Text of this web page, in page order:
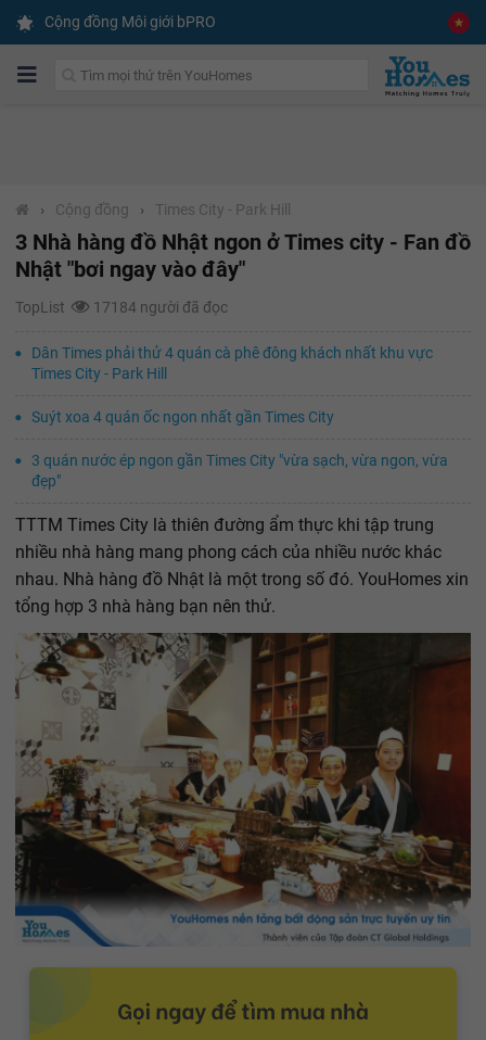
Cộng đồng Môi giới bPRO
› Cộng đồng › Times City - Park Hill
3 Nhà hàng đồ Nhật ngon ở Times city - Fan đồ
Nhật "bơi ngay vào đây"
TopList 17184 người đã đọc
Dân Times phải thử 4 quán cà phê đông khách nhất khu vực
Times City - Park Hill
Suýt xoa 4 quán ốc ngon nhất gần Times City
3 quán nước ép ngon gần Times City "vừa sạch, vừa ngon, vừa
đẹp"
TTTM Times City là thiên đường ẩm thực khi tập trung
nhiều nhà hàng mang phong cách của nhiều nước khác
nhau. Nhà hàng đồ Nhật là một trong số đó. YouHomes xin
tổng hợp 3 nhà hàng bạn nên thử.